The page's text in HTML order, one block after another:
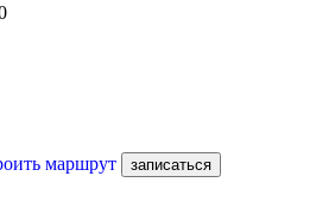
маршрут записаться